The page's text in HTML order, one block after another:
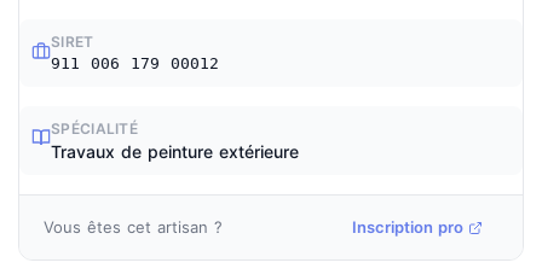
SIRET
911 006 179 00012
SPÉCIALITÉ
Travaux de peinture extérieure
Vous êtes cet artisan ? Inscription pro